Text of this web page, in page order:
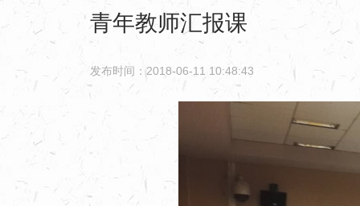
青年教师汇报课
发布时间：2018-06-11 10:48:43